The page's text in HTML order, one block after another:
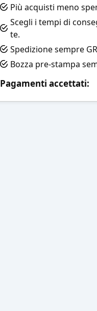
Più acquisti meno
Scegli i tempi di
te.
Spedizione sempre
Bozza pre-stampa
Pagamenti accettati: